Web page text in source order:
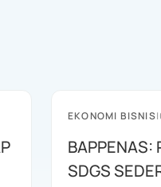
EKONOMI BISNIS|
BAPPENAS:
SDGS